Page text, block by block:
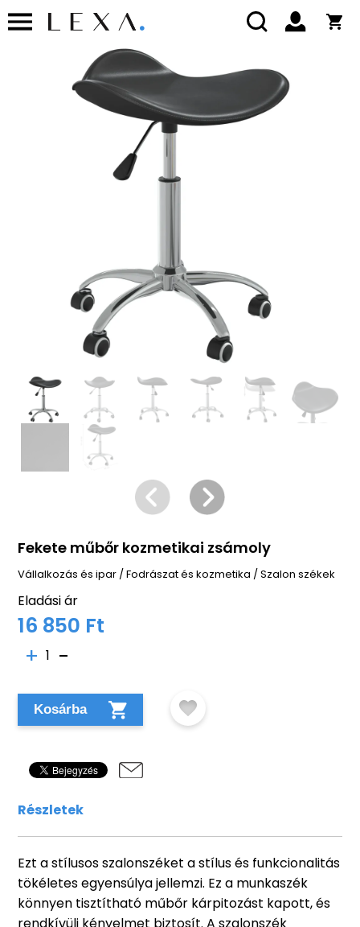
Fekete műbőr kozmetikai zsámoly
Vállalkozás és ipar /Fodrászat és kozmetika /Szalon székek
Eladási ár
16 850 Ft
1
Kosárba
Részletek
Ezt a stílusos szalonszéket a stílus és funkcionalitás
tökéletes egyensúlya jellemzi. Ez a munkaszék
könnyen tisztítható műbőr kárpitozást kapott, és
rendkívüli kényelmet biztosít. A szalonszék